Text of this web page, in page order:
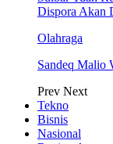
Dispora Akan
Olahraga
Sandeq Malio
Prev Next
Tekno
Bisnis
Nasional